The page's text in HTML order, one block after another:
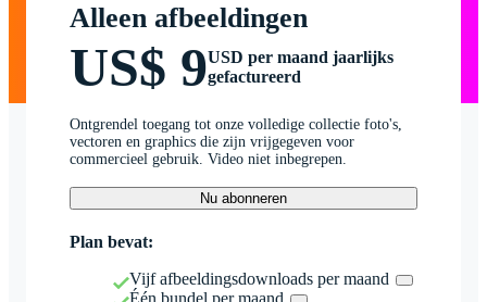
Alleen afbeeldingen
US$ 9USD per maand jaarlijks
gefactureerd
Ontgrendel toegang tot onze volledige collectie foto's,
vectoren en graphics die zijn vrijgegeven voor
commercieel gebruik. Video niet inbegrepen.
Nu abonneren
Plan bevat:
Vijf afbeeldingsdownloads per maand
Één bundel per maand